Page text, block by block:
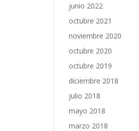
junio 2022
octubre 2021
noviembre 2020
octubre 2020
octubre 2019
diciembre 2018
julio 2018
mayo 2018
marzo 2018